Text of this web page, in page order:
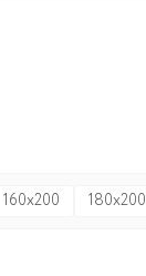
160x200 180x200